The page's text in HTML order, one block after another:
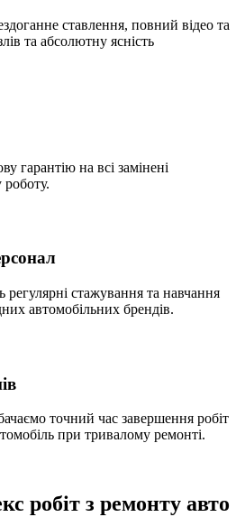
ставлення, повний відео та
та абсолютну ясність
гарантію на всі замінені
регулярні стажування та навчання
автомобільних брендів.
точний час завершення робіт
при тривалому ремонті.
робіт з ремонту авто